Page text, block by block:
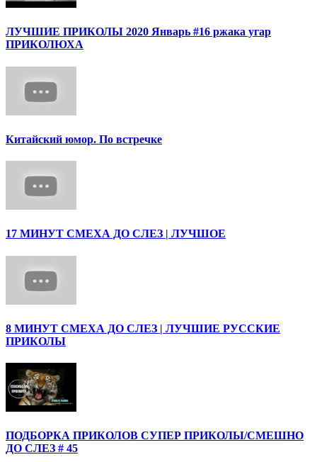
ЛУЧШИЕ ПРИКОЛЫ 2020 Январь #16 ржака угар
ПРИКОЛЮХА
Китайский юмор. По встречке
17 МИНУТ СМЕХА ДО СЛЕЗ | ЛУЧШОЕ
8 МИНУТ СМЕХА ДО СЛЕЗ | ЛУЧШИЕ РУССКИЕ
ПРИКОЛЫ
ПОДБОРКА ПРИКОЛОВ СУПЕР ПРИКОЛЫ/СМЕШНО
ДО СЛЕЗ # 45